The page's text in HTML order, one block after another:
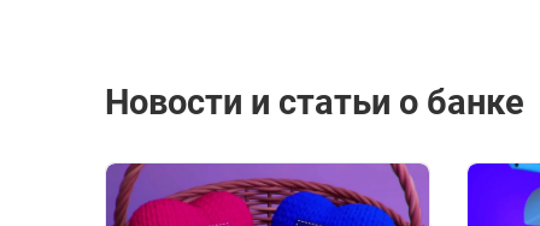
Новости и статьи о банке